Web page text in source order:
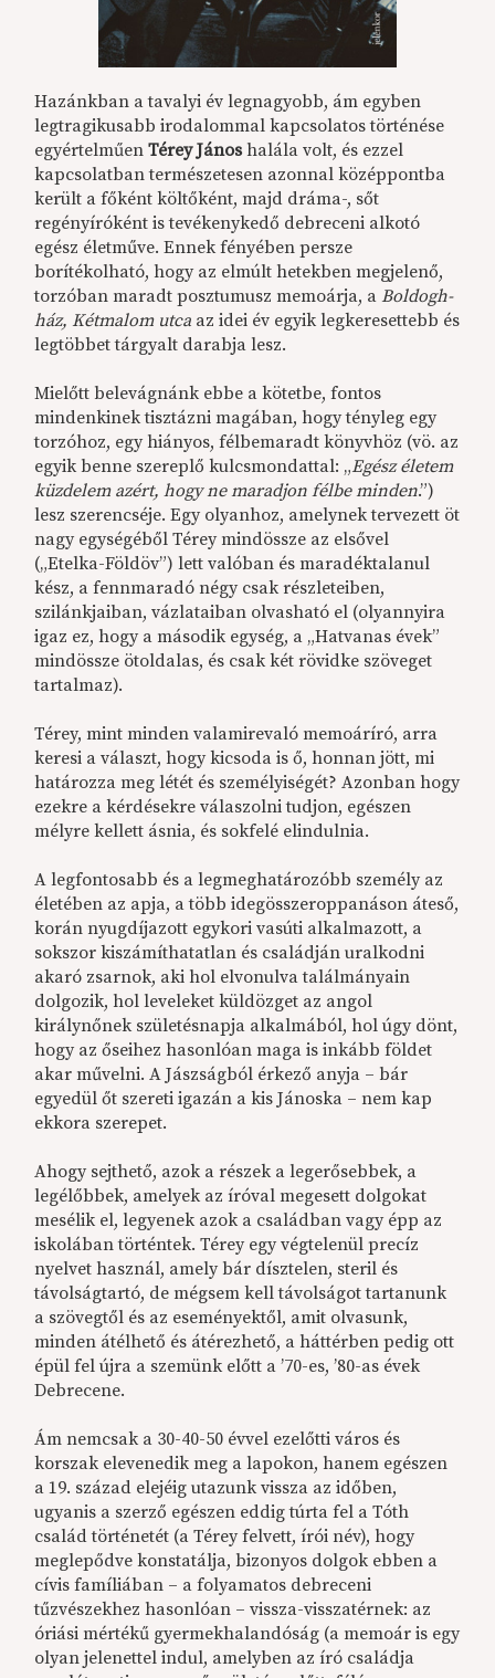
Hazánkban a tavalyi év legnagyobb, ám egyben
legtragikusabb irodalommal kapcsolatos történése
egyértelműenTérey Jánoshalála volt, és ezzel
kapcsolatban természetesen azonnal középpontba
került a főként költőként, majd dráma-, sőt
regényíróként is tevékenykedő debreceni alkotó
egész életműve. Ennek fényében persze
borítékolható, hogy az elmúlt hetekben megjelenő,
torzóban maradt posztumusz memoárja, aBoldogh-
ház, Kétmalom utca az idei év egyik legkeresettebb és
legtöbbet tárgyalt darabja lesz.
Mielőtt belevágnánk ebbe a kötetbe, fontos
mindenkinek tisztázni magában, hogy tényleg egy
torzóhoz, egy hiányos, félbemaradt könyvhöz (vö. az
egyik benne szereplő kulcsmondattal: „Egész életem
küzdelem azért, hogy ne maradjon félbe minden.”)
lesz szerencséje. Egy olyanhoz, amelynek tervezett öt
nagy egységéből Térey mindössze az elsővel
(„Etelka-Földöv”) lett valóban és maradéktalanul
kész, a fennmaradó négy csak részleteiben,
szilánkjaiban, vázlataiban olvasható el (olyannyira
igaz ez, hogy a második egység, a „Hatvanas évek”
mindössze ötoldalas, és csak két rövidke szöveget
tartalmaz).
Térey, mint minden valamirevaló memoáríró, arra
keresi a választ, hogy kicsoda is ő, honnan jött, mi
határozza meg létét és személyiségét? Azonban hogy
ezekre a kérdésekre válaszolni tudjon, egészen
mélyre kellett ásnia, és sokfelé elindulnia.
A legfontosabb és a legmeghatározóbb személy az
életében az apja, a több idegösszeroppanáson áteső,
korán nyugdíjazott egykori vasúti alkalmazott, a
sokszor kiszámíthatatlan és családján uralkodni
akaró zsarnok, aki hol elvonulva találmányain
dolgozik, hol leveleket küldözget az angol
királynőnek születésnapja alkalmából, hol úgy dönt,
hogy az őseihez hasonlóan maga is inkább földet
akar művelni. A Jászságból érkező anyja – bár
egyedül őt szereti igazán a kis Jánoska – nem kap
ekkora szerepet.
Ahogy sejthető, azok a részek a legerősebbek, a
legélőbbek, amelyek az íróval megesett dolgokat
mesélik el, legyenek azok a családban vagy épp az
iskolában történtek. Térey egy végtelenül precíz
nyelvet használ, amely bár dísztelen, steril és
távolságtartó, de mégsem kell távolságot tartanunk
a szövegtől és az eseményektől, amit olvasunk,
minden átélhető és átérezhető, a háttérben pedig ott
épül fel újra a szemünk előtt a ’70-es, ’80-as évek
Debrecene.
Ám nemcsak a 30-40-50 évvel ezelőtti város és
korszak elevenedik meg a lapokon, hanem egészen
a 19. század elejéig utazunk vissza az időben,
ugyanis a szerző egészen eddig túrta fel a Tóth
család történetét (a Térey felvett, írói név), hogy
meglepődve konstatálja, bizonyos dolgok ebben a
cívis famíliában – a folyamatos debreceni
tűzvészekhez hasonlóan – vissza-visszatérnek: az
óriási mértékű gyermekhalandóság (a memoár is egy
olyan jelenettel indul, amelyben az író családja